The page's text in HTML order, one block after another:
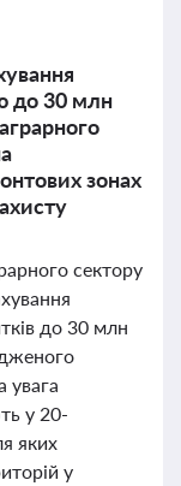
до 30 млн
зонах
сектору
до 30 млн
увага
у 20-
яких
у